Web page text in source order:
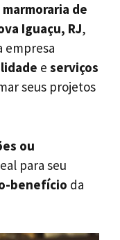
marmoraria de
Iguaçu, RJ,
empresa
e serviços
seus projetos
ou
para seu
benefício da